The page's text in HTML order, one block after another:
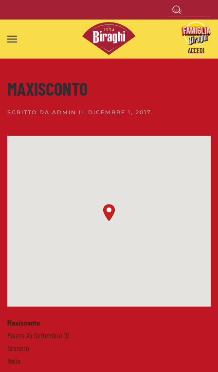
Skip to main content
ACCEDI
MAXISCONTO
SCRITTO DA ADMIN IL DICEMBRE 1, 2017.
Maxisconto
Piazza Xx Settembre 19
Dronero
Italia